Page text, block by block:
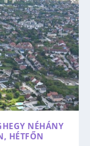
NÉHÁNY
HÉTFŐN